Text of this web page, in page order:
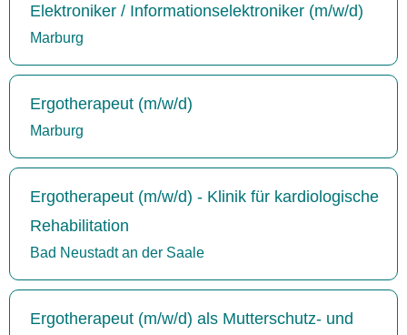
Elektroniker / Informationselektroniker (m/w/d)
Marburg
Ergotherapeut (m/w/d)
Marburg
Ergotherapeut (m/w/d) - Klinik für kardiologische
Rehabilitation
Bad Neustadt an der Saale
Ergotherapeut (m/w/d) als Mutterschutz- und